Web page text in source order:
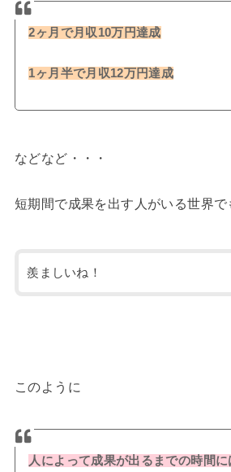
2ヶ月で月収10万円達成
1ヶ月半で月収12万円達成
などなど・・・
短期間で成果を出す人がいる世界
羨ましいね！
このように
人によって成果が出るまでの時間